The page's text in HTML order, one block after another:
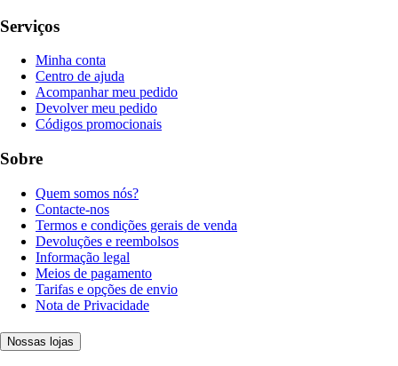
Serviços
Minha conta
Centro de ajuda
Acompanhar meu pedido
Devolver meu pedido
Códigos promocionais
Sobre
Quem somos nós?
Contacte-nos
Termos e condições gerais de venda
Devoluções e reembolsos
Informação legal
Meios de pagamento
Tarifas e opções de envio
Nota de Privacidade
Nossas lojas